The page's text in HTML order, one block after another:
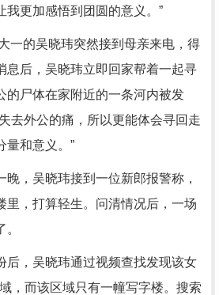
我更加感悟到团圆的意义。”
的吴晓玮突然接到母亲来电，得
息后，吴晓玮立即回家帮着一起寻
的尸体在家附近的一条河内被发
去外公的痛，所以更能体会寻回走
量和意义。”
，吴晓玮接到一位新郎报警称，
里，打算轻生。问清情况后，一场
，吴晓玮通过视频查找发现该女
，而该区域只有一幢写字楼。搜索